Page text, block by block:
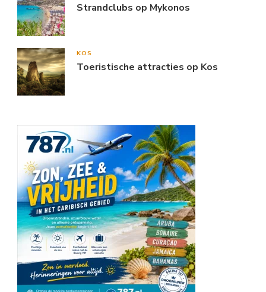
Strandclubs op Mykonos
KOS
Toeristische attracties op Kos